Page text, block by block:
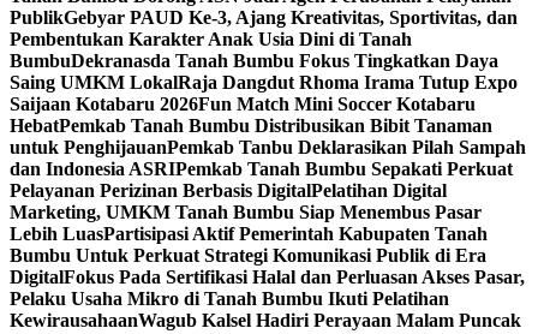
PublikGebyar PAUD Ke-3, Ajang Kreativitas, Sportivitas, dan
Pembentukan Karakter Anak Usia Dini di Tanah
BumbuDekranasda Tanah Bumbu Fokus Tingkatkan Daya
Saing UMKM LokalRaja Dangdut Rhoma Irama Tutup Expo
Saijaan Kotabaru 2026Fun Match Mini Soccer Kotabaru
HebatPemkab Tanah Bumbu Distribusikan Bibit Tanaman
untuk PenghijauanPemkab Tanbu Deklarasikan Pilah Sampah
dan Indonesia ASRIPemkab Tanah Bumbu Sepakati Perkuat
Pelayanan Perizinan Berbasis DigitalPelatihan Digital
Marketing, UMKM Tanah Bumbu Siap Menembus Pasar
Lebih LuasPartisipasi Aktif Pemerintah Kabupaten Tanah
Bumbu Untuk Perkuat Strategi Komunikasi Publik di Era
DigitalFokus Pada Sertifikasi Halal dan Perluasan Akses Pasar,
Pelaku Usaha Mikro di Tanah Bumbu Ikuti Pelatihan
KewirausahaanWagub Kalsel Hadiri Perayaan Malam Puncak